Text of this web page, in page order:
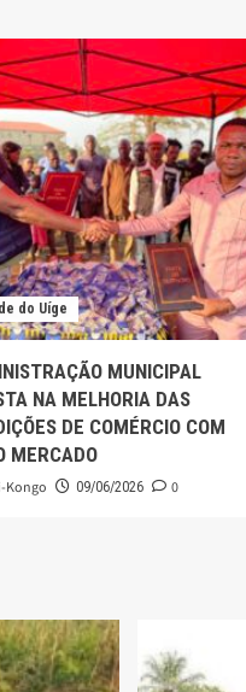
do Uíge
MUNICIPAL
NA MELHORIA DAS
DE COMÉRCIO COM
MERCADO
Kongo 09/06/2026 0